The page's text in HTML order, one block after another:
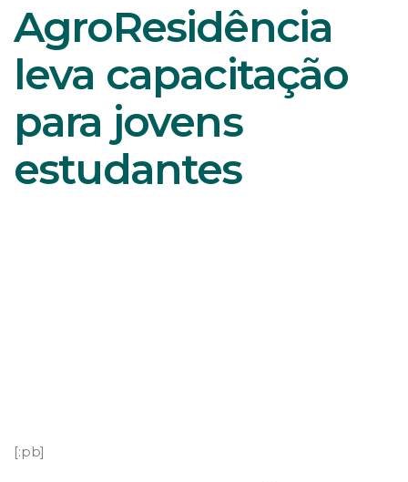
AgroResidência
leva capacitação
para jovens
estudantes
[:pb]